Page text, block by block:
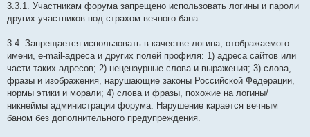
3.3.1. Участникам форума запрещено использовать логины и пароли
других участников под страхом вечного бана.
3.4. Запрещается использовать в качестве логина, отображаемого
имени, e-mail-адреса и других полей профиля: 1) адреса сайтов или
части таких адресов; 2) нецензурные слова и выражения; 3) слова,
фразы и изображения, нарушающие законы Российской Федерации,
нормы этики и морали; 4) слова и фразы, похожие на логины/
никнеймы администрации форума. Нарушение карается вечным
баном без дополнительного предупреждения.